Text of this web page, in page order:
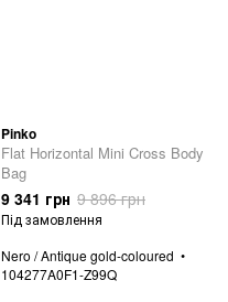
Pinko
Flat Horizontal Mini Cross Body
Bag
9 341 грн 9 896 грн
Під замовлення
Nero / Antique gold-coloured
104277A0F1-Z99Q